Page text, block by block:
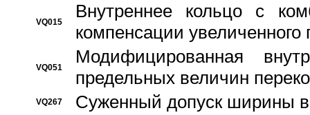
VQ015
Bнутреннее кольцо с
компенсации увеличенного
VQ051
Модифицированная
предельных величин
VQ267 Суженный допуск ширины